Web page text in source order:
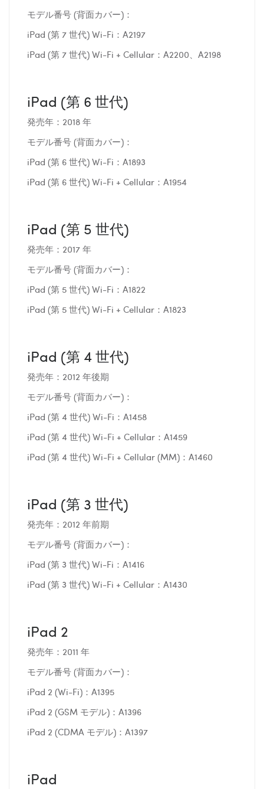
モデル番号 (背面カバー)：
iPad (第 7 世代) Wi-Fi：A2197
iPad (第 7 世代) Wi-Fi + Cellular：A2200、A2198
iPad (第 6 世代)
発売年：2018 年
モデル番号 (背面カバー)：
iPad (第 6 世代) Wi-Fi：A1893
iPad (第 6 世代) Wi-Fi + Cellular：A1954
iPad (第 5 世代)
発売年：2017 年
モデル番号 (背面カバー)：
iPad (第 5 世代) Wi-Fi：A1822
iPad (第 5 世代) Wi-Fi + Cellular：A1823
iPad (第 4 世代)
発売年：2012 年後期
モデル番号 (背面カバー)：
iPad (第 4 世代) Wi-Fi：A1458
iPad (第 4 世代) Wi-Fi + Cellular：A1459
iPad (第 4 世代) Wi-Fi + Cellular (MM)：A1460
iPad (第 3 世代)
発売年：2012 年前期
モデル番号 (背面カバー)：
iPad (第 3 世代) Wi-Fi：A1416
iPad (第 3 世代) Wi-Fi + Cellular：A1430
iPad 2
発売年：2011 年
モデル番号 (背面カバー)：
iPad 2 (Wi-Fi)：A1395
iPad 2 (GSM モデル)：A1396
iPad 2 (CDMA モデル)：A1397
iPad